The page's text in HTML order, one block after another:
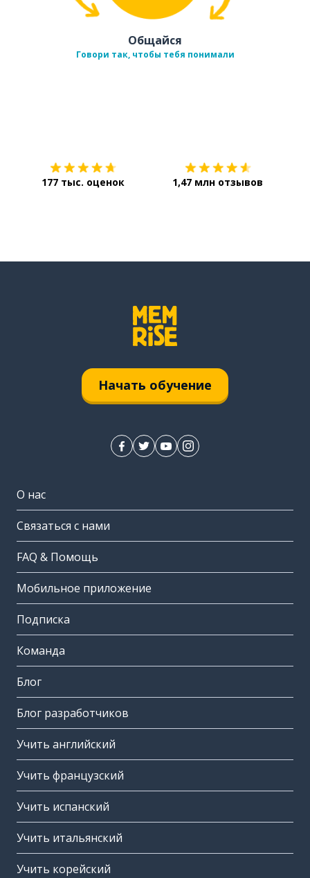
Общайся
Говори так, чтобы тебя понимали
177 тыс. оценок 1,47 млн отзывов
Начать обучение
О нас
Связаться с нами
FAQ & Помощь
Мобильное приложение
Подписка
Команда
Блог
Блог разработчиков
Учить английский
Учить французский
Учить испанский
Учить итальянский
Учить корейский